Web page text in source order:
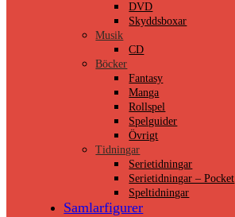
DVD
Skyddsboxar
Musik
CD
Böcker
Fantasy
Manga
Rollspel
Spelguider
Övrigt
Tidningar
Serietidningar
Serietidningar – Pocket
Speltidningar
Samlarfigurer